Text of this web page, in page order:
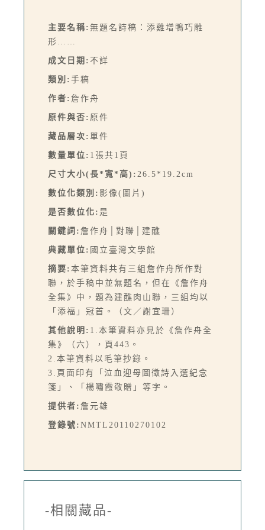
主要名稱: 無題名詩稿：添雞增鴨巧雕
形……
成文日期: 不詳
類別: 手稿
作者: 詹作舟
原件與否: 原件
藏品層次: 單件
數量單位: 1張共1頁
尺寸大小(長*寬*高): 26.5*19.2cm
數位化類別: 影像(圖片)
是否數位化: 是
關鍵詞: 詹作舟│對聯│建醮
典藏單位: 國立臺灣文學館
摘要: 本筆資料共有三組詹作舟所作對
聯，於手稿中並無題名，但在《詹作舟
全集》中，題為建醮肉山聯，三組均以
「添福」冠首。（文／謝宜珊）
其他說明: 1.本筆資料亦見於《詹作舟全
集》（六），頁443。
2.本筆資料以毛筆抄錄。
3.頁面印有「泣血迎母圖徵詩入選紀念
箋」、「楊嘯霞敬贈」等字。
提供者: 詹元雄
登錄號: NMTL20110270102
-相關藏品-